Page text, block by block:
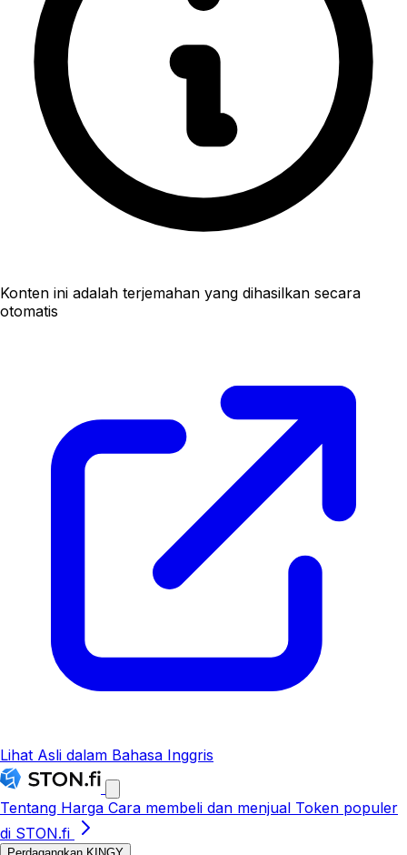
Konten ini adalah terjemahan yang dihasilkan secara
otomatis
Lihat Asli dalam Bahasa Inggris
Tentang Harga Cara membeli dan menjual Token populer
di STON.fi